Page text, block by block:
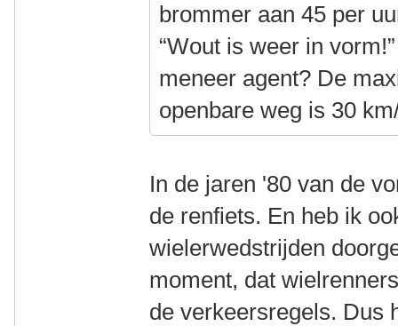
brommer aan 45 per
“Wout is weer in
meneer agent? De
openbare weg is 30
In de jaren '80 van de
de renfiets. En heb ik
wielerwedstrijden
moment, dat
de verkeersregels. Dus